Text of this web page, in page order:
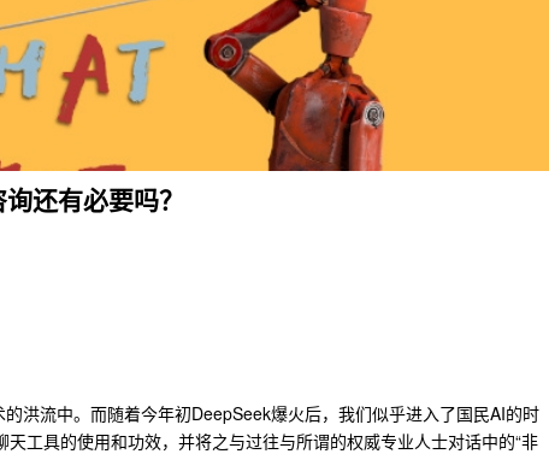
还有必要吗？
洪流中。而随着今年初DeepSeek爆火后，我们似乎进入了国民AI的时
工具的使用和功效，并将之与过往与所谓的权威专业人士对话中的“非